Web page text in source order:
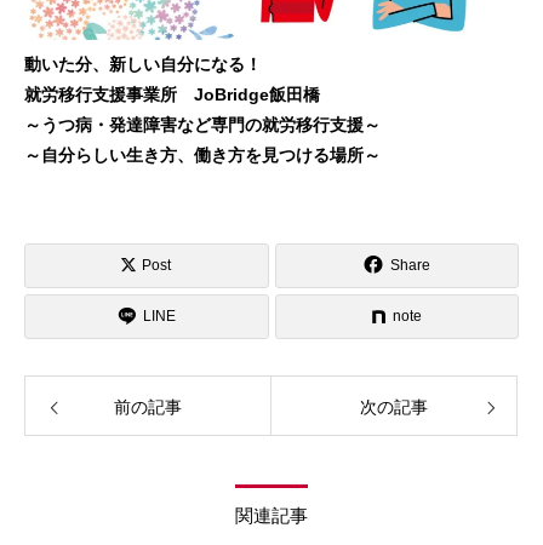
動いた分、新しい自分になる！
就労移行支援事業所 JoBridge飯田橋
～うつ病・発達障害など専門の就労移行支援～
～自分らしい生き方、働き方を見つける場所～
Post Share
LINE note
前の記事 次の記事
関連記事